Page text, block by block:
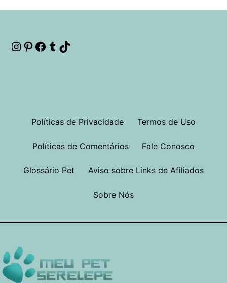
Instagram
Pinterest
Facebook
Tumblr
Políticas de Privacidade Termos de Uso
Políticas de Comentários Fale Conosco
Glossário Pet Aviso sobre Links de Afiliados
Sobre Nós